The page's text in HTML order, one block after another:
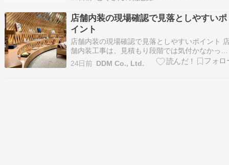
¥ この商品について 40年にわたり愛され続ける
「ドラゴンクエスト」の生みの親・堀井雄二氏に
よる、ゲーム作りの根…
店舗内装の現場確認で見落としやすいポ
イント
店舗内装の現場確認で見落としやすいポイント
舗内装工事は、見積もり段階では気付かなかった
問題が施工中や完成後に発覚することがありま
す。 特に現場確認のタイミングで何をチェック
24日前 DDM Co., Ltd.